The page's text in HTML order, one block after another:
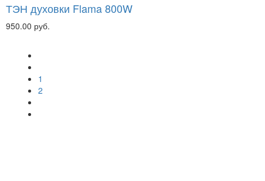
ТЭН духовки Flama 800W
950.00 руб.
1
2